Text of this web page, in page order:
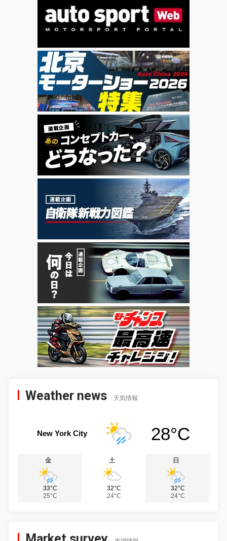
Weather news 天気情報
New York City 28°C
金
33°C
25°C
土
32°C
24°C
日
32°C
24°C